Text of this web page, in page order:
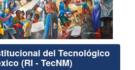
del Tecnológico
(RI - TecNM)